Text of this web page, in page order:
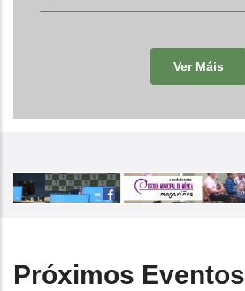
Ver Máis
Próximos Eventos